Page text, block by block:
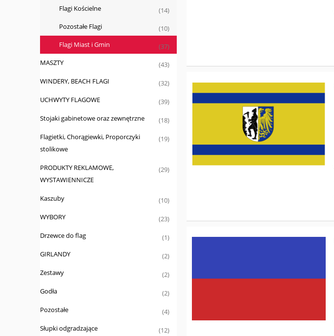
Flagi Kościelne (14)
Pozostałe Flagi (10)
Flagi Miast i Gmin (37)
MASZTY (43)
WINDERY, BEACH FLAGI (32)
UCHWYTY FLAGOWE (39)
Stojaki gabinetowe oraz zewnętrzne (18)
Flagietki, Chorągiewki, Proporczyki
stolikowe
(19)
PRODUKTY REKLAMOWE,
WYSTAWIENNICZE
(29)
Kaszuby (10)
WYBORY (23)
Drzewce do flag (1)
GIRLANDY (2)
Zestawy (2)
Godła (2)
Pozostałe (4)
Słupki odgradzające (12)